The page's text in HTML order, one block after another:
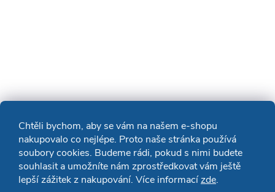
Chtěli bychom, aby se vám na našem e-shopu
nakupovalo co nejlépe. Proto naše stránka používá
soubory cookies. Budeme rádi, pokud s nimi budete
souhlasit a umožníte nám zprostředkovat vám ještě
lepší zážitek z nakupování. Více informacízde.